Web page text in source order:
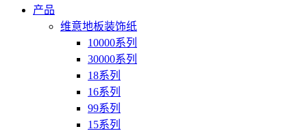
产品
维意地板装饰纸
10000系列
30000系列
18系列
16系列
99系列
15系列